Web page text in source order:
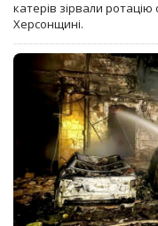
катерів зірвали
Херсонщині.